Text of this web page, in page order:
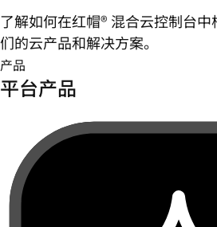
了解如何在红帽® 混合云控制台
们的云产品和解决方案。
产品
平台产品